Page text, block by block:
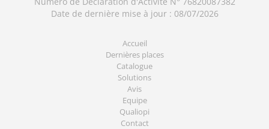
Date de dernière mise à jour : 08/07/2026
Accueil
Dernières places
Catalogue
Solutions
Avis
Equipe
Qualiopi
Contact